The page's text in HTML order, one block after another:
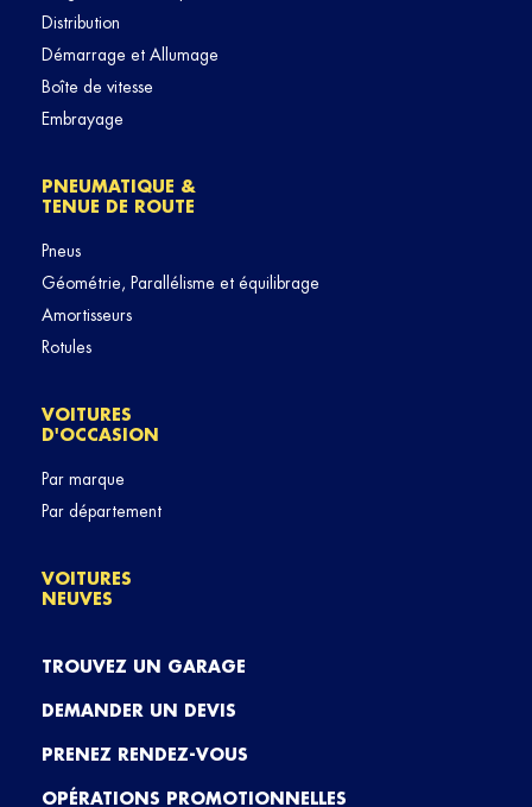
Distribution
Démarrage et Allumage
Boîte de vitesse
Embrayage
PNEUMATIQUE &
TENUE DE ROUTE
Pneus
Géométrie, Parallélisme et équilibrage
Amortisseurs
Rotules
VOITURES
D'OCCASION
Par marque
Par département
VOITURES
NEUVES
TROUVEZ UN GARAGE
DEMANDER UN DEVIS
PRENEZ RENDEZ-VOUS
OPÉRATIONS PROMOTIONNELLES